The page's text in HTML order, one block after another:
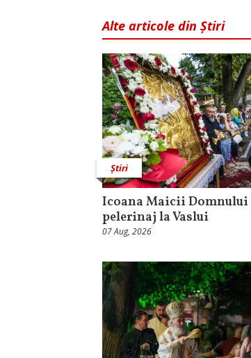
Alte articole din Știri
Știri
Icoana Maicii Domnului
pelerinaj la Vaslui
07 Aug, 2026